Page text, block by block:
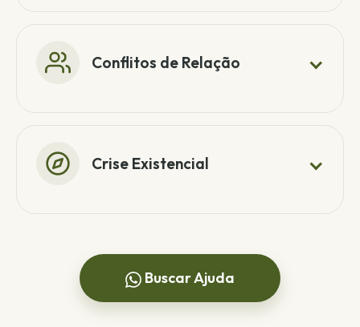
Conflitos de Relação
Crise Existencial
Buscar Ajuda